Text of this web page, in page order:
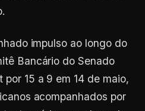
impulso ao longo do
Bancário do Senado
15 a 9 em 14 de maio,
acompanhados por